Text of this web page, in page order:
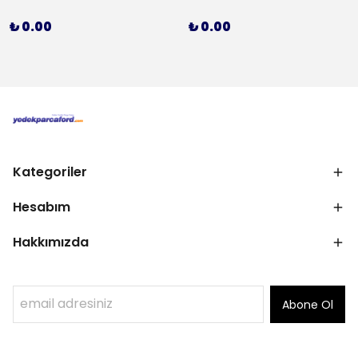
₺ 0.00 ₺ 0.00
Kategoriler
Hesabım
Hakkımızda
Abone Ol